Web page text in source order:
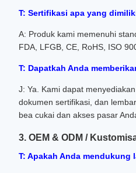
T: Sertifikasi apa yang
A: Produk kami memenuhi
FDA, LFGB, CE, RoHS, ISO
T: Dapatkah Anda
J: Ya. Kami dapat
dokumen sertifikasi, dan
bea cukai dan akses pasar
3. OEM & ODM /
T: Apakah Anda mendukung